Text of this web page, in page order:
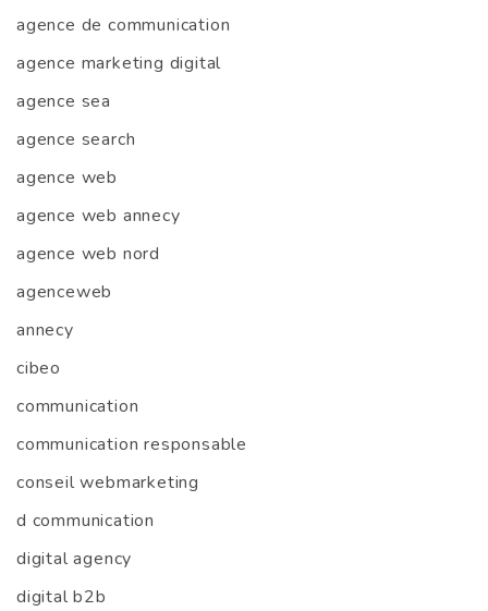
agence de communication
agence marketing digital
agence sea
agence search
agence web
agence web annecy
agence web nord
agenceweb
annecy
cibeo
communication
communication responsable
conseil webmarketing
d communication
digital agency
digital b2b